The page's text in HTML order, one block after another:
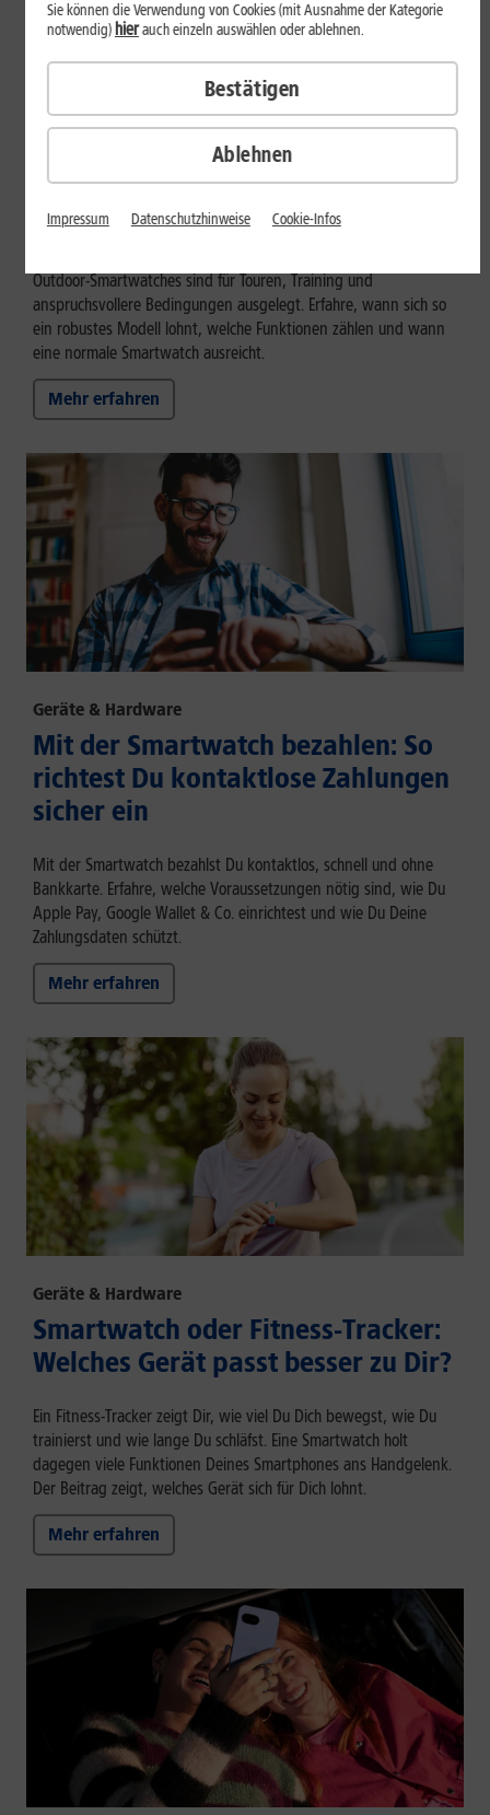
Outdoor-Smartwatch: Für wen
eignen sich die robusten Modelle?
Outdoor-Smartwatches sind für Touren, Training und
anspruchsvollere Bedingungen ausgelegt. Erfahre, wann sich so
ein robustes Modell lohnt, welche Funktionen zählen und wann
eine normale Smartwatch ausreicht.
Mehr erfahren
Geräte & Hardware
Mit der Smartwatch bezahlen: So
richtest Du kontaktlose Zahlungen
sicher ein
Mit der Smartwatch bezahlst Du kontaktlos, schnell und ohne
Bankkarte. Erfahre, welche Voraussetzungen nötig sind, wie Du
Apple Pay, Google Wallet & Co. einrichtest und wie Du Deine
Zahlungsdaten schützt.
Mehr erfahren
Geräte & Hardware
Smartwatch oder Fitness-Tracker:
Welches Gerät passt besser zu Dir?
Ein Fitness-Tracker zeigt Dir, wie viel Du Dich bewegst, wie Du
trainierst und wie lange Du schläfst. Eine Smartwatch holt
dagegen viele Funktionen Deines Smartphones ans Handgelenk.
Der Beitrag zeigt, welches Gerät sich für Dich lohnt.
Mehr erfahren
Ablehnen
Sie können die Verwendung von Cookies (mit Ausnahme der Kategorie
notwendig) hierauch einzeln auswählen oder ablehnen.
Bestätigen
Impressum Datenschutzhinweise Cookie-Infos